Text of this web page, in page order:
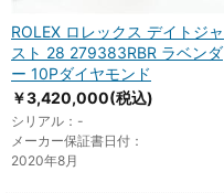
ROLEX ロレックス デイトジャ
スト 28 279383RBR ラベンダ
ー 10Pダイヤモンド
￥3,420,000(税込)
シリアル：-
メーカー保証書日付：
2020年8月